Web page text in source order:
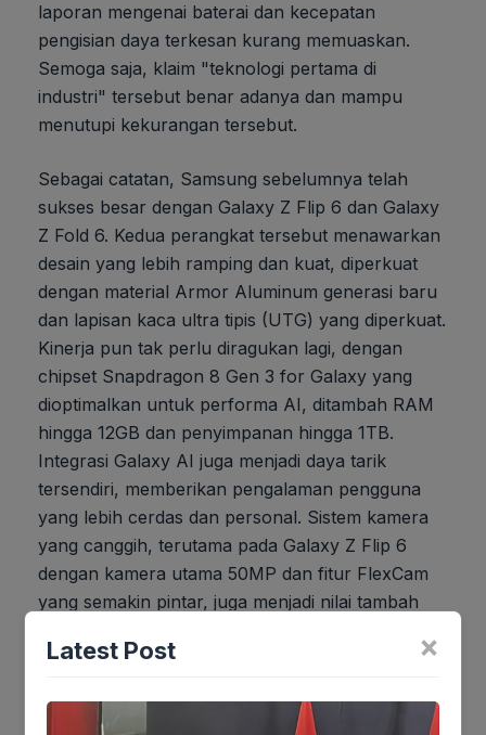
laporan mengenai baterai dan kecepatan
pengisian daya terkesan kurang memuaskan.
Semoga saja, klaim "teknologi pertama di
industri" tersebut benar adanya dan mampu
menutupi kekurangan tersebut.
Sebagai catatan, Samsung sebelumnya telah
sukses besar dengan Galaxy Z Flip 6 dan Galaxy
Z Fold 6. Kedua perangkat tersebut menawarkan
desain yang lebih ramping dan kuat, diperkuat
dengan material Armor Aluminum generasi baru
dan lapisan kaca ultra tipis (UTG) yang diperkuat.
Kinerja pun tak perlu diragukan lagi, dengan
chipset Snapdragon 8 Gen 3 for Galaxy yang
dioptimalkan untuk performa AI, ditambah RAM
hingga 12GB dan penyimpanan hingga 1TB.
Integrasi Galaxy AI juga menjadi daya tarik
tersendiri, memberikan pengalaman pengguna
yang lebih cerdas dan personal. Sistem kamera
yang canggih, terutama pada Galaxy Z Flip 6
dengan kamera utama 50MP dan fitur FlexCam
yang semakin pintar, juga menjadi nilai tambah
lipat semakin memanas. Samsung, dengan
×
Latest Post